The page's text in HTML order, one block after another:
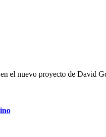
el nuevo proyecto de David